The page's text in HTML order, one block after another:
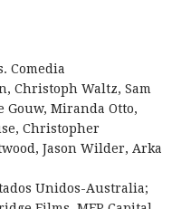
Comedia
Christoph Waltz, Sam
Gouw, Miranda Otto,
Christopher
Jason Wilder, Arka
Unidos-Australia;